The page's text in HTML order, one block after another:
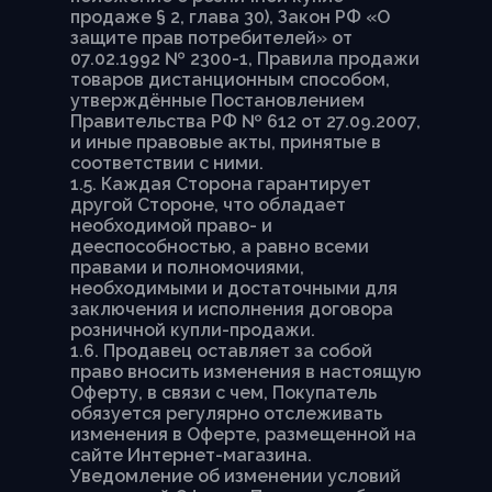
продаже § 2, глава 30), Закон РФ «О
защите прав потребителей» от
07.02.1992 № 2300-1, Правила продажи
товаров дистанционным способом,
утверждённые Постановлением
Правительства РФ № 612 от 27.09.2007,
и иные правовые акты, принятые в
соответствии с ними.
1.5. Каждая Сторона гарантирует
другой Стороне, что обладает
необходимой право- и
дееспособностью, а равно всеми
правами и полномочиями,
необходимыми и достаточными для
заключения и исполнения договора
розничной купли-продажи.
1.6. Продавец оставляет за собой
право вносить изменения в настоящую
Оферту, в связи с чем, Покупатель
обязуется регулярно отслеживать
изменения в Оферте, размещенной на
сайте Интернет-магазина.
Уведомление об изменении условий